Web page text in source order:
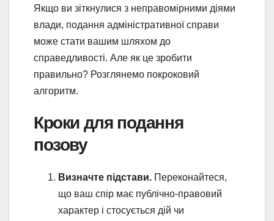
Якщо ви зіткнулися з неправомірними діями
влади, подання адміністративної справи
може стати вашим шляхом до
справедливості. Але як це зробити
правильно? Розглянемо покроковий
алгоритм.
Кроки для подання
позову
Визначте підстави. Переконайтеся,
що ваш спір має публічно-правовий
характер і стосується дій чи